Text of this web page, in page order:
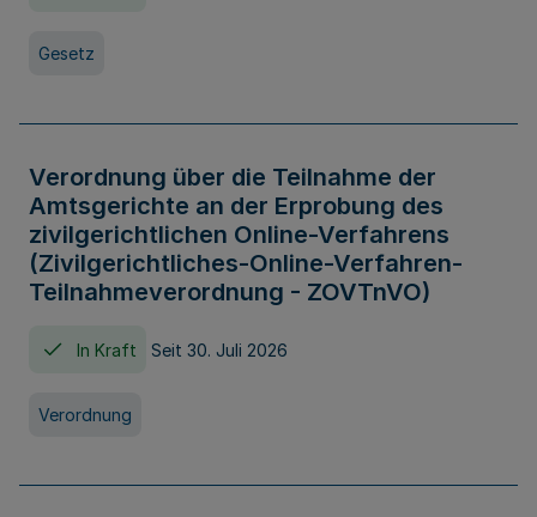
Gesetz
Verordnung über die Teilnahme der
Amtsgerichte an der Erprobung des
zivilgerichtlichen Online-Verfahrens
(Zivilgerichtliches-Online-Verfahren-
Teilnahmeverordnung - ZOVTnVO)
In Kraft Seit 30. Juli 2026
Verordnung